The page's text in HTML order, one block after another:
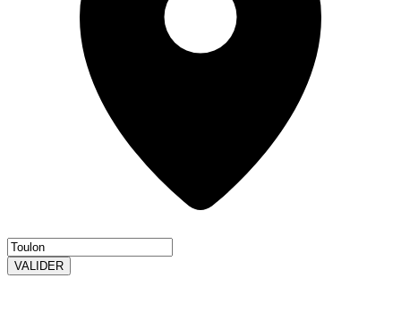
VALIDER